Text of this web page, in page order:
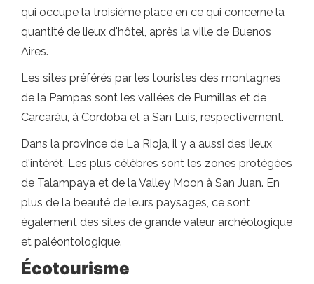
qui occupe la troisième place en ce qui concerne la
quantité de lieux d'hôtel, après la ville de Buenos
Aires.
Les sites préférés par les touristes des montagnes
de la Pampas sont les vallées de Pumillas et de
Carcaráu, à Cordoba et à San Luis, respectivement.
Dans la province de La Rioja, il y a aussi des lieux
d'intérêt. Les plus célèbres sont les zones protégées
de Talampaya et de la Valley Moon à San Juan. En
plus de la beauté de leurs paysages, ce sont
également des sites de grande valeur archéologique
et paléontologique.
Écotourisme